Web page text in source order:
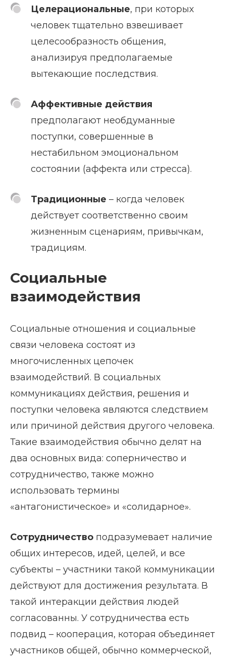
Целерациональные, при которых
человек тщательно взвешивает
целесообразность общения,
анализируя предполагаемые
вытекающие последствия.
Аффективные действия
предполагают необдуманные
поступки, совершенные в
нестабильном эмоциональном
состоянии (аффекта или стресса).
Традиционные – когда человек
действует соответственно своим
жизненным сценариям, привычкам,
традициям.
Социальные
взаимодействия
Социальные отношения и социальные
связи человека состоят из
многочисленных цепочек
взаимодействий. В социальных
коммуникациях действия, решения и
поступки человека являются следствием
или причиной действия другого человека.
Такие взаимодействия обычно делят на
два основных вида: соперничество и
сотрудничество, также можно
использовать термины
«антагонистическое» и «солидарное».
Сотрудничество подразумевает наличие
общих интересов, идей, целей, и все
субъекты – участники такой коммуникации
действуют для достижения результата. В
такой интеракции действия людей
согласованны. У сотрудничества есть
подвид – кооперация, которая объединяет
участников общей, обычно коммерческой,